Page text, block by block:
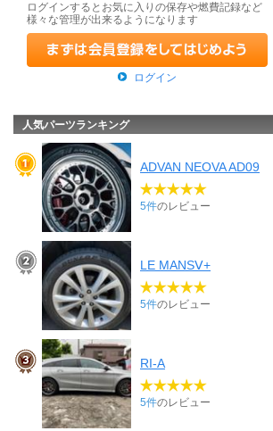
ログインするとお気に入りの保存や燃費記録など
様々な管理が出来るようになります
ログイン
人気パーツランキング
ADVAN NEOVA AD09
5件のレビュー
LE MANSⅤ+
5件のレビュー
RI-A
5件のレビュー